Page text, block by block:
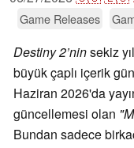
Game Releases
Destiny 2’ninsekiz
büyük çaplı içerik
Haziran 2026'da
güncellemesi olan
Bundan sadece